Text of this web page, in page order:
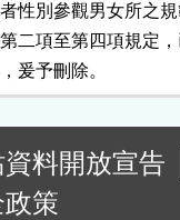
者性別參觀男女所之
二項至第四項規定
爰予刪除。
料開放宣告
策